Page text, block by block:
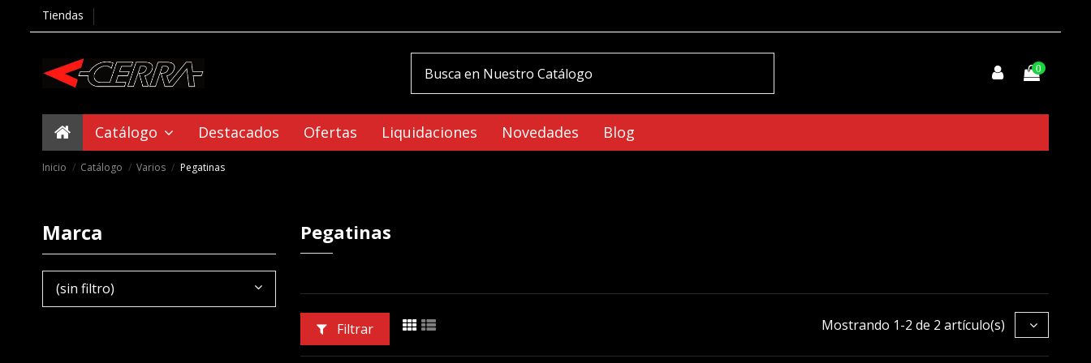
Tiendas
0
Catálogo Destacados Ofertas Liquidaciones Novedades Blog
Inicio Catálogo Varios Pegatinas
Pegatinas
Filtrar Mostrando 1-2 de 2 artículo(s)
Marca
(sin filtro)